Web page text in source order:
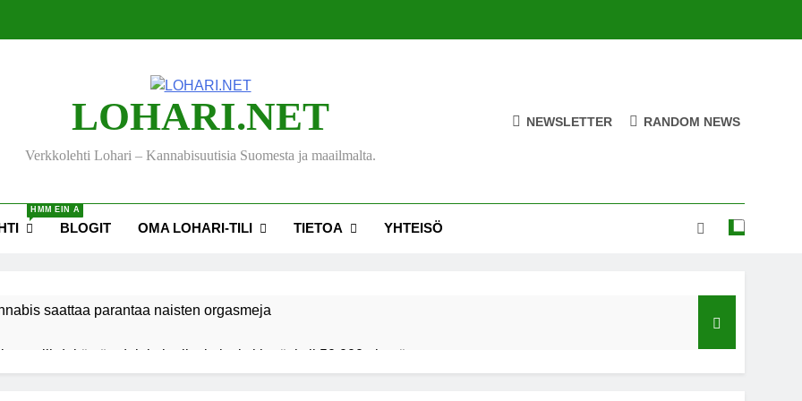
LOHARI.NET
Verkkolehti Lohari – Kannabisuutisia Suomesta ja maailmalta.
NEWSLETTER RANDOM NEWS
HMM EIN A
BLOGIT OMA LOHARI-TILI TIETOA YHTEISÖ
saattaa parantaa naisten orgasmeja
viihdekäytön dekriminalisoimiseksi keräsi yli 50 000 nimeä